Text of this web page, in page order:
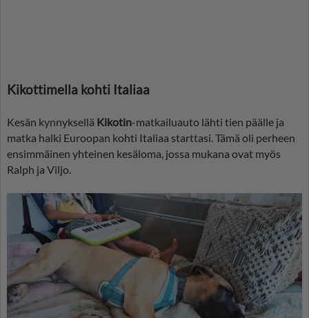
Kikottimella kohti Italiaa
Kesän kynnyksellä Kikotin-matkailuauto lähti tien päälle ja
matka halki Euroopan kohti Italiaa starttasi. Tämä oli perheen
ensimmäinen yhteinen kesäloma, jossa mukana ovat myös
Ralph ja Viljo.